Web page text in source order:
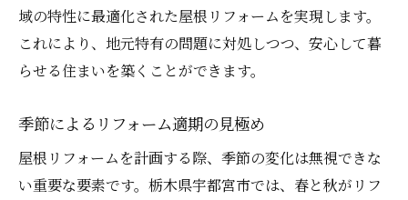
域の特性に最適化された屋根リフォームを実現します。
これにより、地元特有の問題に対処しつつ、安心して暮
らせる住まいを築くことができます。
季節によるリフォーム適期の見極め
屋根リフォームを計画する際、季節の変化は無視できな
い重要な要素です。栃木県宇都宮市では、春と秋がリフ